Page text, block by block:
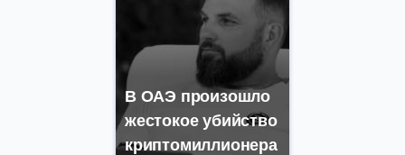
В ОАЭ произошло
жестокое убийство
криптомиллионера